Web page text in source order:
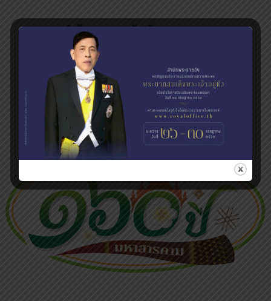
สำนักงานเกษตรจังหวัดมหาสารคาม
120 ม.11 ต.แวงน่าง อ.เมืองมหาสารคาม จ.มหาสารคาม
โทรศัพท์ : 0-4377-7137
e-mail : mahasarakham@doae.go.th